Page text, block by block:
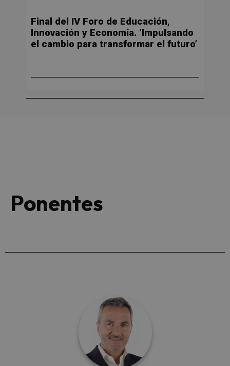
Final del IV Foro de Educación,
Innovación y Economía. ‘Impulsando
el cambio para transformar el futuro’
Ponentes